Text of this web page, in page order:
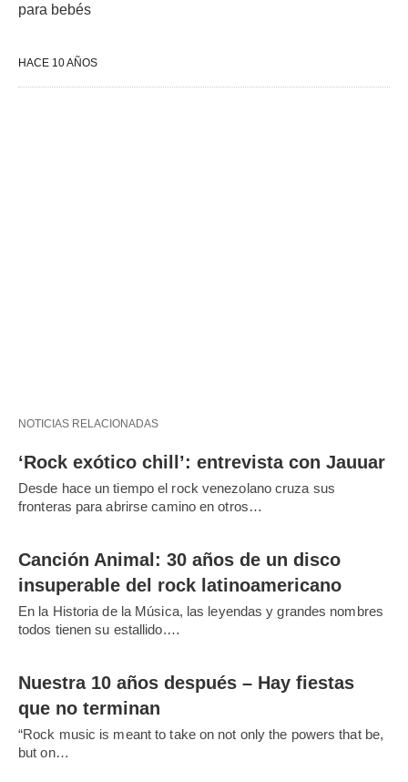
para bebés
HACE 10 AÑOS
NOTICIAS RELACIONADAS
‘Rock exótico chill’: entrevista con Jauuar
Desde hace un tiempo el rock venezolano cruza sus
fronteras para abrirse camino en otros…
Canción Animal: 30 años de un disco
insuperable del rock latinoamericano
En la Historia de la Música, las leyendas y grandes nombres
todos tienen su estallido.…
Nuestra 10 años después – Hay fiestas
que no terminan
“Rock music is meant to take on not only the powers that be,
but on…